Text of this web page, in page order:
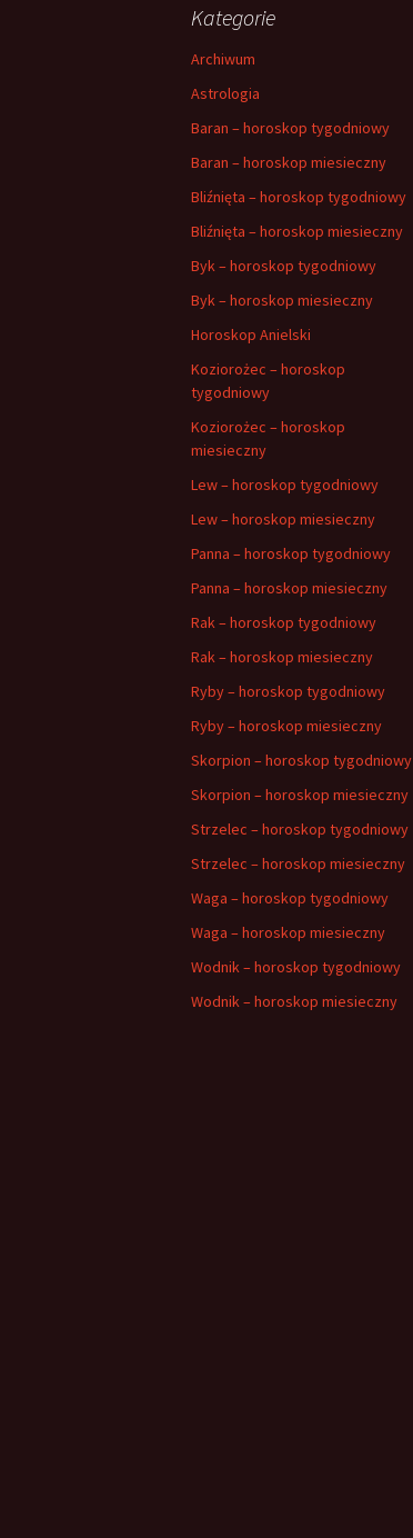
Kategorie
Archiwum
Astrologia
Baran – horoskop tygodniowy
Baran – horoskop miesieczny
Bliźnięta – horoskop tygodniowy
Bliźnięta – horoskop miesieczny
Byk – horoskop tygodniowy
Byk – horoskop miesieczny
Horoskop Anielski
Koziorożec – horoskop
tygodniowy
Koziorożec – horoskop
miesieczny
Lew – horoskop tygodniowy
Lew – horoskop miesieczny
Panna – horoskop tygodniowy
Panna – horoskop miesieczny
Rak – horoskop tygodniowy
Rak – horoskop miesieczny
Ryby – horoskop tygodniowy
Ryby – horoskop miesieczny
Skorpion – horoskop tygodniowy
Skorpion – horoskop miesieczny
Strzelec – horoskop tygodniowy
Strzelec – horoskop miesieczny
Waga – horoskop tygodniowy
Waga – horoskop miesieczny
Wodnik – horoskop tygodniowy
Wodnik – horoskop miesieczny